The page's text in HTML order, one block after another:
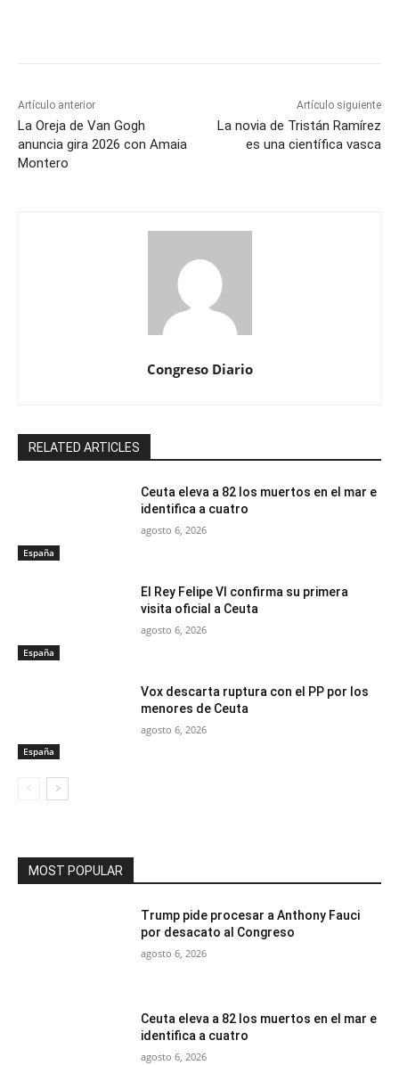
Artículo anterior
La Oreja de Van Gogh
anuncia gira 2026 con Amaia
Montero
Artículo siguiente
La novia de Tristán Ramírez
es una científica vasca
Congreso Diario
RELATED ARTICLES
España
Ceuta eleva a 82 los muertos en el mar e
identifica a cuatro
agosto 6, 2026
España
El Rey Felipe VI confirma su primera
visita oficial a Ceuta
agosto 6, 2026
España
Vox descarta ruptura con el PP por los
menores de Ceuta
agosto 6, 2026
MOST POPULAR
Trump pide procesar a Anthony Fauci
por desacato al Congreso
agosto 6, 2026
Ceuta eleva a 82 los muertos en el mar e
identifica a cuatro
agosto 6, 2026